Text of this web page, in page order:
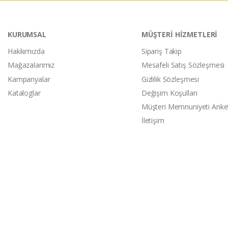
KURUMSAL
Hakkımızda
Mağazalarımız
Kampanyalar
Kataloglar
MÜŞTERİ HİZMETLERİ
Sipariş Takip
Mesafeli Satış Sözleşmesi
Gizlilik Sözleşmesi
Değişim Koşulları
Müşteri Memnuniyeti
İletişim